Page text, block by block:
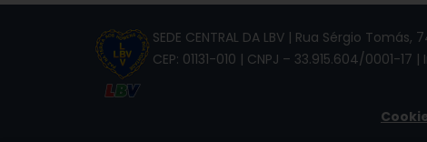
SEDE CENTRAL DA LBV | Rua Sérgio
CEP: 01131-010 | CNPJ – 33.915.604/0001-